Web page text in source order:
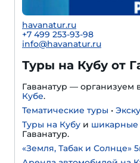
havanatur.ru
+7 499 253-93-98
info@havanatur.ru
Туры на Кубу от
Гаванатур — организуем
Кубе.
Тематические туры •
Туры на Кубу и шикарные
Гаванатур.
«Земля, Табак и Солнце»